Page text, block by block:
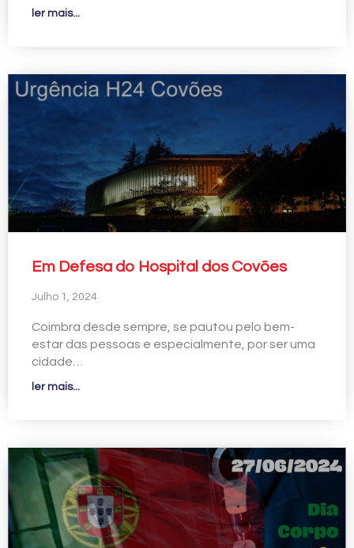
ler mais...
Em Defesa do Hospital dos Covões
Julho 1, 2024
Coimbra desde sempre, se pautou pelo bem-
estar das pessoas e especialmente, por ser uma
cidade…
ler mais...